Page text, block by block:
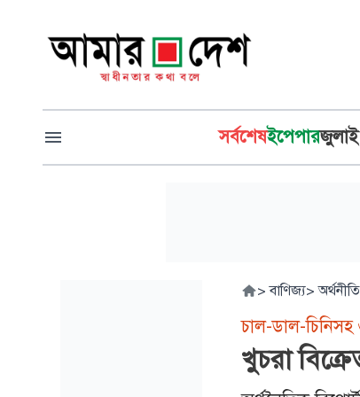
সর্বশেষইপেপারজুলাই
> বাণিজ্য> অর্থনীতি
চাল-ডাল-
খুচরা